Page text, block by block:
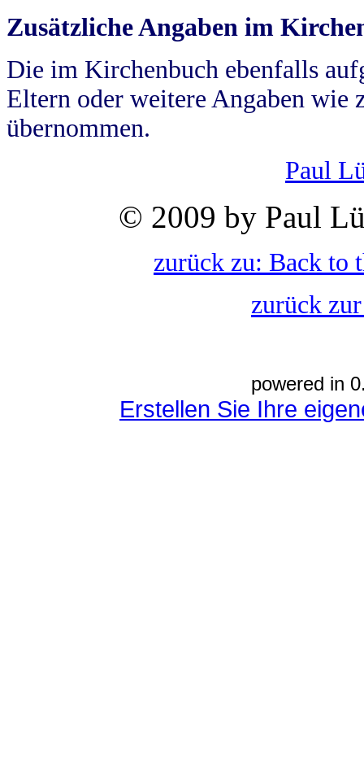
Zusätzliche Angaben im
Die im Kirchenbuch ebenfalls
Eltern oder weitere Angaben wie
übernommen.
Paul
© 2009 by Paul
zurück zu: Back to
zurück
powered in
Erstellen Sie Ihre